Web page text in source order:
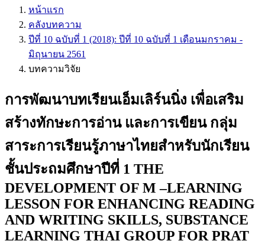
หน้าแรก
คลังบทความ
ปีที่ 10 ฉบับที่ 1 (2018): ปีที่ 10 ฉบับที่ 1 เดือนมกราคม -
มิถุนายน 2561
บทความวิจัย
การพัฒนาบทเรียนเอ็มเลิร์นนิ่ง เพื่อเสริม
สร้างทักษะการอ่าน และการเขียน กลุ่ม
สาระการเรียนรู้ภาษาไทยสำหรับนักเรียน
ชั้นประถมศึกษาปีที่ 1 THE
DEVELOPMENT OF M –LEARNING
LESSON FOR ENHANCING READING
AND WRITING SKILLS, SUBSTANCE
LEARNING THAI GROUP FOR PRAT